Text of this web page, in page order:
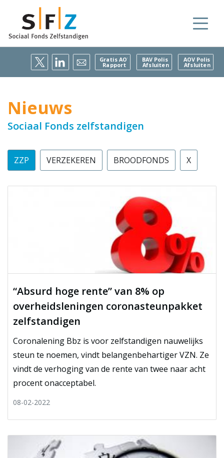
Gratis AOV
Rapport
BAV Polis
Afsluiten
AOV Polis
Afsluiten
Nieuws
Sociaal Fonds zelfstandigen
ZZP VERZEKEREN BROODFONDS X
“Absurd hoge rente” van 8% op
overheidsleningen coronasteunpakket
zelfstandigen
Coronalening Bbz is voor zelfstandigen nauwelijks
steun te noemen, vindt belangenbehartiger VZN. Ze
vindt de verhoging van de rente van twee naar acht
procent onacceptabel.
08-02-2022